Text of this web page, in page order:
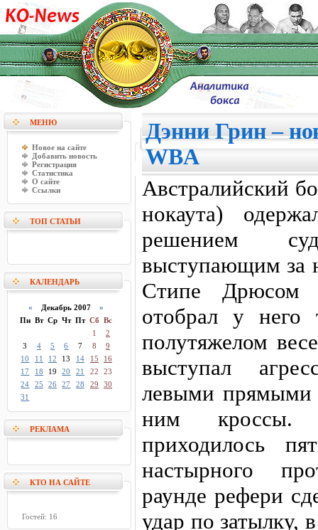
МЕНЮ
Новое на сайте
Добавить новость
Регистрация
Статистика
О сайте
Ссылки
ТОП СТАТЬИ
КАЛЕНДАРЬ
« Декабрь 2007 »
Пн Вт Ср Чт Пт Сб Вс
1
2
3
4 5 6 7 8
9
10
11 12 13 14 15
16
17
18 19 20 21 22
23
24
25 26 27 28 29
30
31
РЕКЛАМА
КТО НА САЙТЕ
Гостей: 16
Дэнни Грин –
WBA
Австралийский
нокаута)
решением
выступающим за
Стипе Дрюсом
отобрал у него
полутяжелом
выступал
левыми прямыми
ним кроссы.
приходилось
настырного
раунде рефери
удар по затылку,